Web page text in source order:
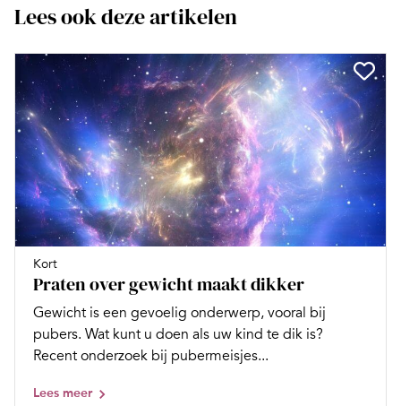
Lees ook deze artikelen
Kort
Praten over gewicht maakt dikker
Gewicht is een gevoelig onderwerp, vooral bij
pubers. Wat kunt u doen als uw kind te dik is?
Recent onderzoek bij pubermeisjes...
Lees meer